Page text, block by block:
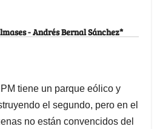
- Andrés Bernal Sánchez*
tiene un parque eólico y
el segundo, pero en el
no están convencidos del